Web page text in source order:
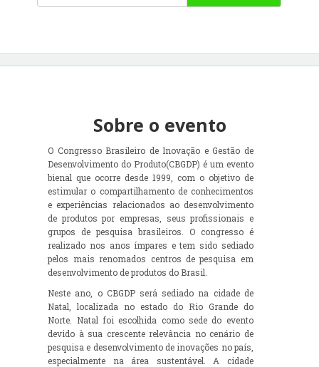
Sobre o evento
O Congresso Brasileiro de Inovação e Gestão de
Desenvolvimento do Produto(CBGDP) é um evento
bienal que ocorre desde 1999, com o objetivo de
estimular o compartilhamento de conhecimentos
e experiências relacionados ao desenvolvimento
de produtos por empresas, seus profissionais e
grupos de pesquisa brasileiros. O congresso é
realizado nos anos ímpares e tem sido sediado
pelos mais renomados centros de pesquisa em
desenvolvimento de produtos do Brasil.
Neste ano, o CBGDP será sediado na cidade de
Natal, localizada no estado do Rio Grande do
Norte. Natal foi escolhida como sede do evento
devido à sua crescente relevância no cenário de
pesquisa e desenvolvimento de inovações no país,
especialmente na área sustentável. A cidade